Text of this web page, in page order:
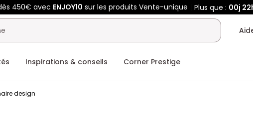
450€ avec ENJOY10 sur les produits Vente-unique Plus que : 00j
Inspirations & conseils Corner Prestige
design